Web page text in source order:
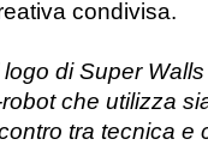
condivisa.
di Super
che utilizza
tra tecnica e